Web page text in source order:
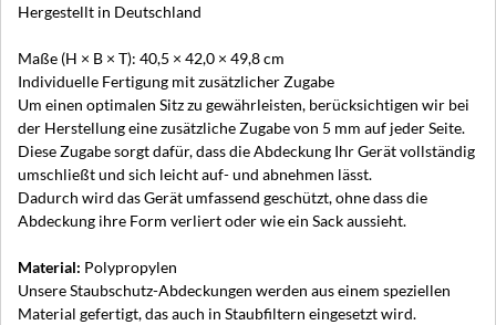
Hergestellt in Deutschland
Maße (H × B × T): 40,5 × 42,0 × 49,8 cm
Individuelle Fertigung mit zusätzlicher Zugabe
Um einen optimalen Sitz zu gewährleisten, berücksichtigen wir bei
der Herstellung eine zusätzliche Zugabe von 5 mm auf jeder Seite.
Diese Zugabe sorgt dafür, dass die Abdeckung Ihr Gerät vollständig
umschließt und sich leicht auf- und abnehmen lässt.
Dadurch wird das Gerät umfassend geschützt, ohne dass die
Abdeckung ihre Form verliert oder wie ein Sack aussieht.
Material: Polypropylen
Unsere Staubschutz-Abdeckungen werden aus einem speziellen
Material gefertigt, das auch in Staubfiltern eingesetzt wird.